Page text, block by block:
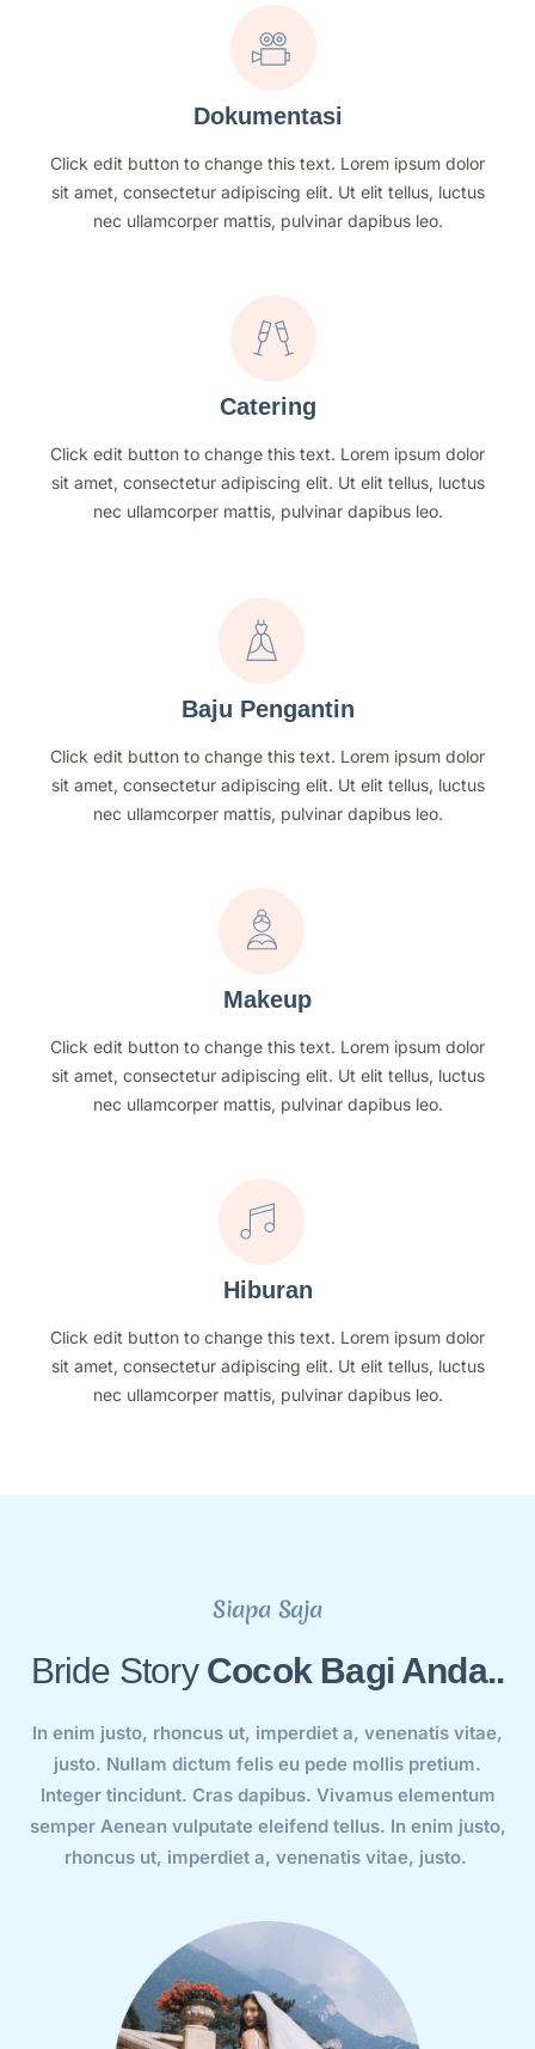
Dokumentasi
Click edit button to change this text. Lorem ipsum dolor
sit amet, consectetur adipiscing elit. Ut elit tellus, luctus
nec ullamcorper mattis, pulvinar dapibus leo.
Catering
Click edit button to change this text. Lorem ipsum dolor
sit amet, consectetur adipiscing elit. Ut elit tellus, luctus
nec ullamcorper mattis, pulvinar dapibus leo.
Baju Pengantin
Click edit button to change this text. Lorem ipsum dolor
sit amet, consectetur adipiscing elit. Ut elit tellus, luctus
nec ullamcorper mattis, pulvinar dapibus leo.
Makeup
Click edit button to change this text. Lorem ipsum dolor
sit amet, consectetur adipiscing elit. Ut elit tellus, luctus
nec ullamcorper mattis, pulvinar dapibus leo.
Hiburan
Click edit button to change this text. Lorem ipsum dolor
sit amet, consectetur adipiscing elit. Ut elit tellus, luctus
nec ullamcorper mattis, pulvinar dapibus leo.
Siapa Saja
Bride Story Cocok Bagi Anda..
In enim justo, rhoncus ut, imperdiet a, venenatis vitae,
justo. Nullam dictum felis eu pede mollis pretium.
Integer tincidunt. Cras dapibus. Vivamus elementum
semper Aenean vulputate eleifend tellus. In enim justo,
rhoncus ut, imperdiet a, venenatis vitae, justo.